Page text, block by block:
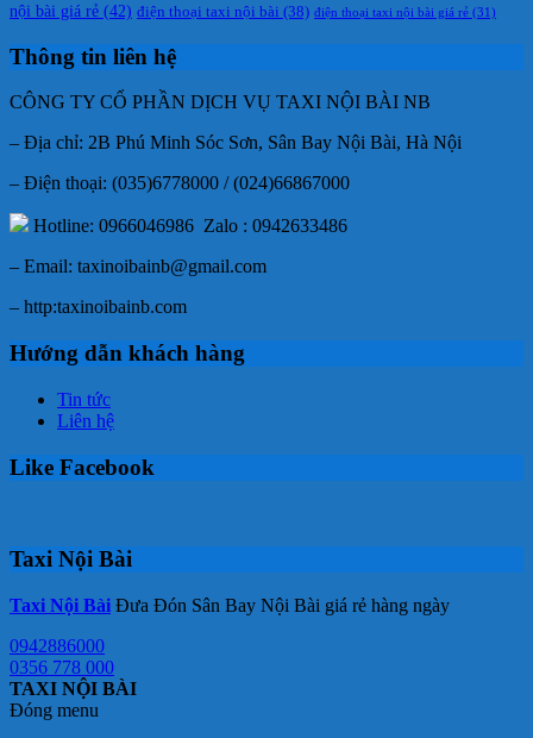
nội bài giá rẻ (42) điện thoại taxi nội bài (38) điện thoại taxi nội bài giá rẻ (31)
Thông tin liên hệ
CÔNG TY CỔ PHẦN DỊCH VỤ TAXI NỘI BÀI NB
– Địa chỉ: 2B Phú Minh Sóc Sơn, Sân Bay Nội Bài, Hà Nội
– Điện thoại: (035)6778000 / (024)66867000
Hotline: 0966046986 Zalo : 0942633486
– Email: taxinoibainb@gmail.com
– http:taxinoibainb.com
Hướng dẫn khách hàng
Tin tức
Liên hệ
Like Facebook
Taxi Nội Bài
Taxi Nội Bài Đưa Đón Sân Bay Nội Bài giá rẻ hàng ngày
0942886000
0356 778 000
TAXI NỘI BÀI
Đóng menu